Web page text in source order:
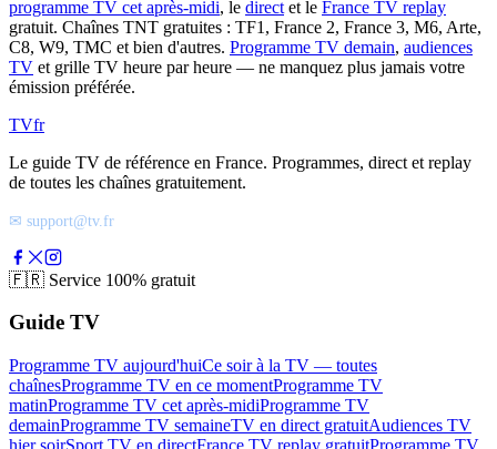
programme TV cet après-midi, le direct et le France TV replay
gratuit. Chaînes TNT gratuites : TF1, France 2, France 3, M6, Arte,
C8, W9, TMC et bien d'autres. Programme TV demain, audiences
TV et grille TV heure par heure — ne manquez plus jamais votre
émission préférée.
TVfr
Le guide TV de référence en France. Programmes, direct et replay
de toutes les chaînes gratuitement.
✉ support@tv.fr
🇫🇷 Service 100% gratuit
Guide TV
Programme TV aujourd'huiCe soir à la TV — toutes
chaînesProgramme TV en ce momentProgramme TV
matinProgramme TV cet après-midiProgramme TV
demainProgramme TV semaineTV en direct gratuitAudiences TV
hier soirSport TV en directFrance TV replay gratuitProgramme TV